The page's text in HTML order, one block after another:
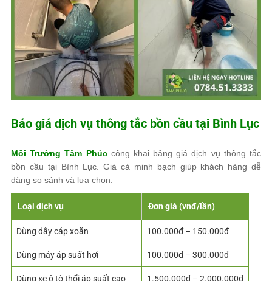
Báo giá dịch vụ thông tắc bồn cầu tại Bình Lục
Môi Trường Tâm Phúccông khai bảng giá dịch vụ thông tắc
bồn cầu tại Bình Lục. Giá cả minh bạch giúp khách hàng dễ
dàng so sánh và lựa chọn.
Loại dịch vụ Đơn giá (vnđ/lần)
Dùng dây cáp xoắn 100.000đ – 150.000đ
Dùng máy áp suất hơi 100.000đ – 300.000đ
Dùng xe ô tô thổi áp suất cao 1.500.000đ – 2.000.000đ